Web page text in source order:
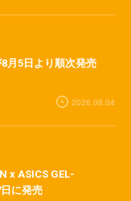
月5日より順次発売
2026.08.04
x ASICS GEL-
に発売